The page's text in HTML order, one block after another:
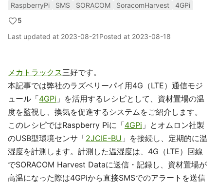
RaspberryPi SMS SORACOM SoracomHarvest
4GPi
5
Last updated at 2023-08-21Posted at 2023-08-18
メカトラックス三好です。
本記事では弊社のラズベリーパイ用4G（LTE）通信モジ
ュール「4GPi 」を活用するレシピとして、資材置場の温
度を監視し、換気を促進するシステムをご紹介します。
このレシピではRaspberry Piに「4GPi 」とオムロン社製
のUSB型環境センサ「2JCIE-BU 」を接続し、定期的に温
湿度を計測します。計測した温湿度は、4G（LTE）回線
でSORACOM Harvest Dataに送信・記録し、資材置場が
高温になった際は4GPiから直接SMSでのアラートを送信